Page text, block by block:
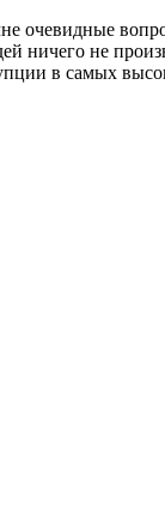
очевидные
ничего не
в самых